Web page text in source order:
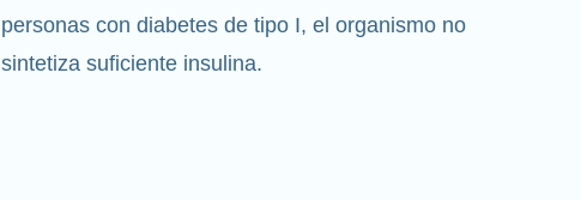
personas con diabetes de tipo I, el organismo no
sintetiza suficiente insulina.